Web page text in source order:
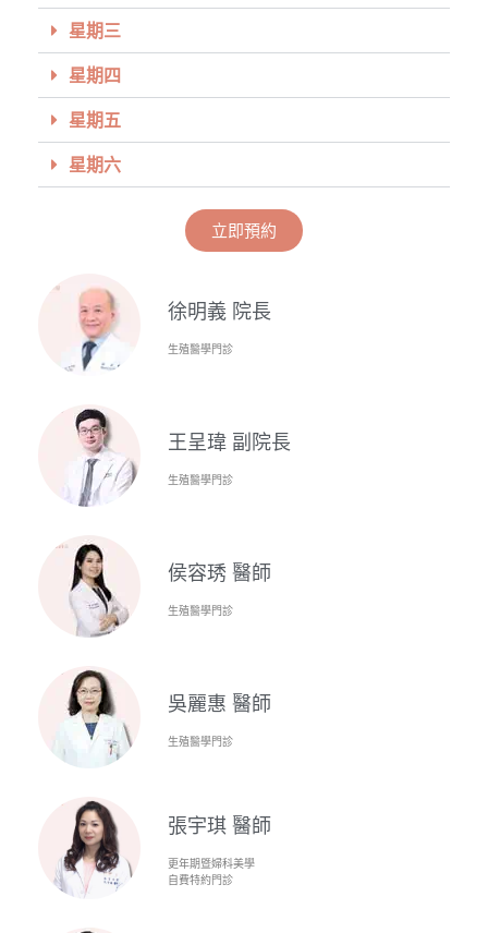
星期三
星期四
星期五
星期六
立即預約
徐明義 院長
生殖醫學門診
王呈瑋 副院長
生殖醫學門診
侯容琇 醫師
生殖醫學門診
吳麗惠 醫師
生殖醫學門診
張宇琪 醫師
更年期暨婦科美學
自費特約門診